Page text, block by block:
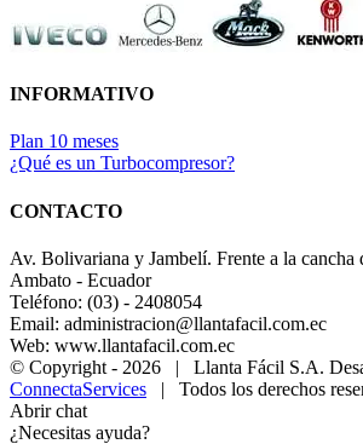
INFORMATIVO
Plan 10 meses
¿Qué es un Turbocompresor?
CONTACTO
Av. Bolivariana y Jambelí. Frente a la cancha
Ambato - Ecuador
Teléfono: (03) - 2408054
Email: administracion@llantafacil.com.ec
Web: www.llantafacil.com.ec
© Copyright - 2026 | Llanta Fácil S.A.
ConnectaServices | Todos los derechos
Abrir chat
¿Necesitas ayuda?